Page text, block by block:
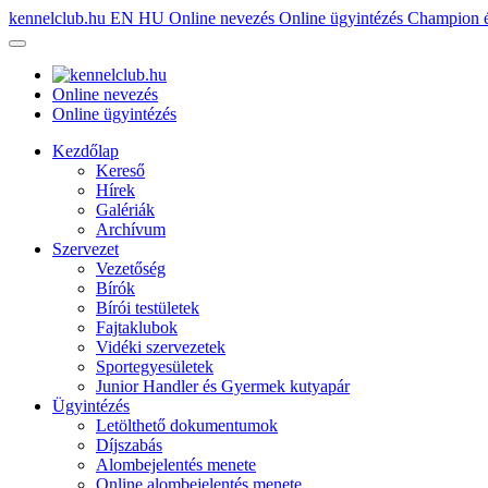
kennelclub.hu EN HU Online nevezés Online ügyintézés Champion
Online nevezés
Online ügyintézés
Kezdőlap
Kereső
Hírek
Galériák
Archívum
Szervezet
Vezetőség
Bírók
Bírói testületek
Fajtaklubok
Vidéki szervezetek
Sportegyesületek
Junior Handler és Gyermek kutyapár
Ügyintézés
Letölthető dokumentumok
Díjszabás
Alombejelentés menete
Online alombejelentés menete